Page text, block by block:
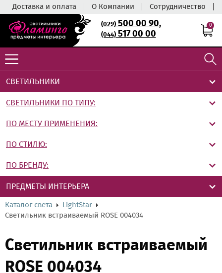
Доставка и оплата О Компании Сотрудничество
(029)500 00 90,
(044)517 00 00
0
СВЕТИЛЬНИКИ
СВЕТИЛЬНИКИ ПО ТИПУ:
ПО МЕСТУ ПРИМЕНЕНИЯ:
ПО СТИЛЮ:
ПО БРЕНДУ:
ПРЕДМЕТЫ ИНТЕРЬЕРА
Каталог света
LightStar
Светильник встраиваемый ROSE 004034
Светильник встраиваемый
ROSE 004034